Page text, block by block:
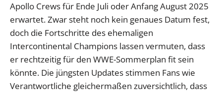
Apollo Crews für Ende Juli oder Anfang August 2025
erwartet. Zwar steht noch kein genaues Datum fest,
doch die Fortschritte des ehemaligen
Intercontinental Champions lassen vermuten, dass
er rechtzeitig für den WWE-Sommerplan fit sein
könnte. Die jüngsten Updates stimmen Fans wie
Verantwortliche gleichermaßen zuversichtlich, dass